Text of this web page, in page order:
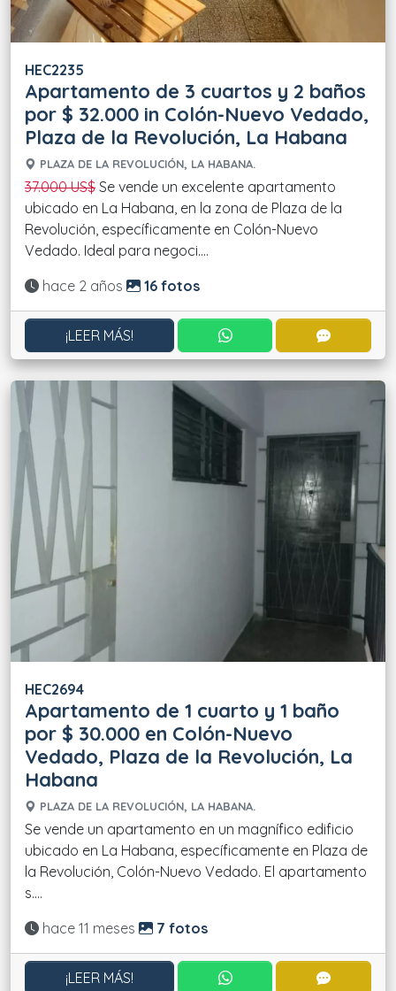
HEC2235
Apartamento de 3 cuartos y 2 baños
por $ 32.000 in Colón-Nuevo Vedado,
Plaza de la Revolución, La Habana
PLAZA DE LA REVOLUCIÓN, LA HABANA.
37.000 US$ Se vende un excelente apartamento
ubicado en La Habana, en la zona de Plaza de la
Revolución, específicamente en Colón-Nuevo
Vedado. Ideal para negoci....
Actualizado:
hace 2 años 16 fotos
¡LEER MÁS! CONTACTAR POR
HEC2694
Apartamento de 1 cuarto y 1 baño
por $ 30.000 en Colón-Nuevo
Vedado, Plaza de la Revolución, La
Habana
PLAZA DE LA REVOLUCIÓN, LA HABANA.
Se vende un apartamento en un magnífico edificio
ubicado en La Habana, específicamente en Plaza de
la Revolución, Colón-Nuevo Vedado. El apartamento
s....
Actualizado:
hace 11 meses 7 fotos
¡LEER MÁS! CONTACTAR POR